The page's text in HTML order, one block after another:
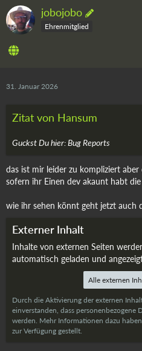
jobojobo
Ehrenmitglied
31. Januar 2026
Zitat von Hansum
Guckst Du hier: Bug Reports
das ist mir leider zu kompliziert
sofern ihr Einen dev akaunt habt
wie ihr sehen könnt geht jetzt auch
Externer Inhalt
Inhalte von externen Seiten
automatisch geladen und
Alle externen
Durch die Aktivierung der externen
einverstanden, dass
werden. Mehr Informationen dazu
zur Verfügung gestellt.